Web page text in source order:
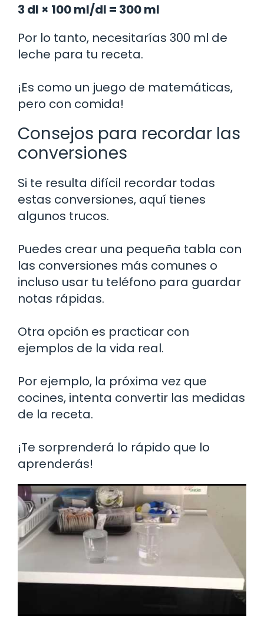
3 dl × 100 ml/dl = 300 ml
Por lo tanto, necesitarías 300 ml de
leche para tu receta.
¡Es como un juego de matemáticas,
pero con comida!
Consejos para recordar las
conversiones
Si te resulta difícil recordar todas
estas conversiones, aquí tienes
algunos trucos.
Puedes crear una pequeña tabla con
las conversiones más comunes o
incluso usar tu teléfono para guardar
notas rápidas.
Otra opción es practicar con
ejemplos de la vida real.
Por ejemplo, la próxima vez que
cocines, intenta convertir las medidas
de la receta.
¡Te sorprenderá lo rápido que lo
aprenderás!